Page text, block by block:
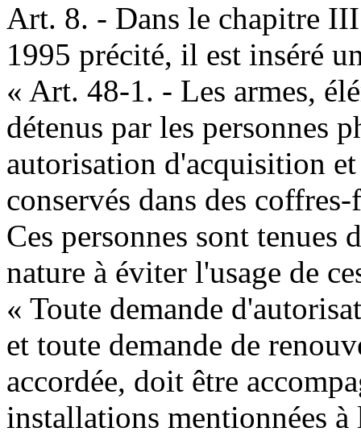
Art. 8. - Dans le chapitre
1995 précité, il est inséré
« Art. 48-1. - Les armes,
détenus par les personnes
autorisation d'acquisition
conservés dans des
Ces personnes sont
nature à éviter l'usage de
« Toute demande
et toute demande de
accordée, doit être
installations mentionnées